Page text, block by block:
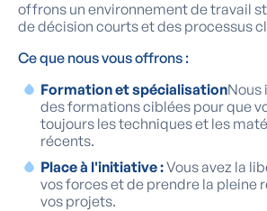
offrons un environnement de travail
de décision courts et des processus
Ce que nous vous offrons :
Formation et spécialisation‍Nous
des formations ciblées pour que
toujours les techniques et les
récents.
Place à l'initiative :Vous avez la
vos forces et de prendre la pleine
vos projets.